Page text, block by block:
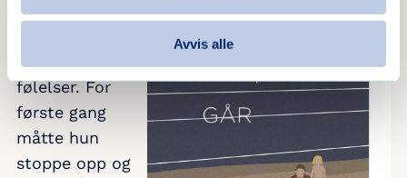
Avvis alle
oppgjør med
sine tanker og
følelser. For
første gang
måtte hun
stoppe opp og